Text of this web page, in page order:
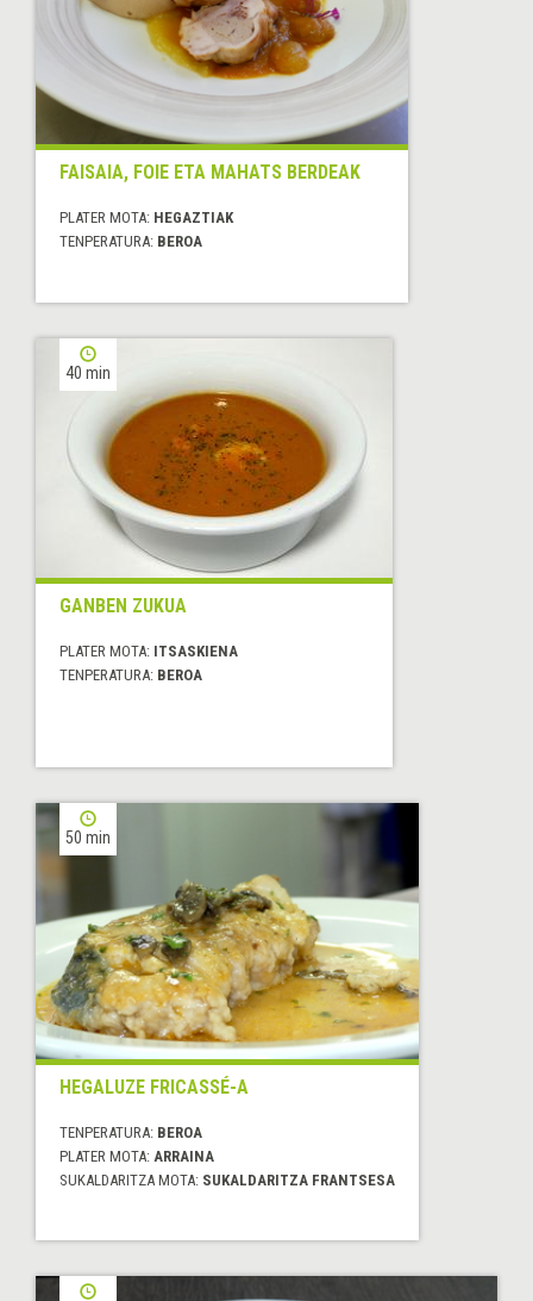
FAISAIA, FOIE ETA MAHATS BERDEAK
PLATER MOTA: HEGAZTIAK
TENPERATURA: BEROA
40 min
GANBEN ZUKUA
PLATER MOTA: ITSASKIENA
TENPERATURA: BEROA
50 min
HEGALUZE FRICASSÉ-A
TENPERATURA: BEROA
PLATER MOTA: ARRAINA
SUKALDARITZA MOTA: SUKALDARITZA FRANTSESA